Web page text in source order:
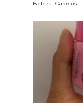
Beleza Cabelos